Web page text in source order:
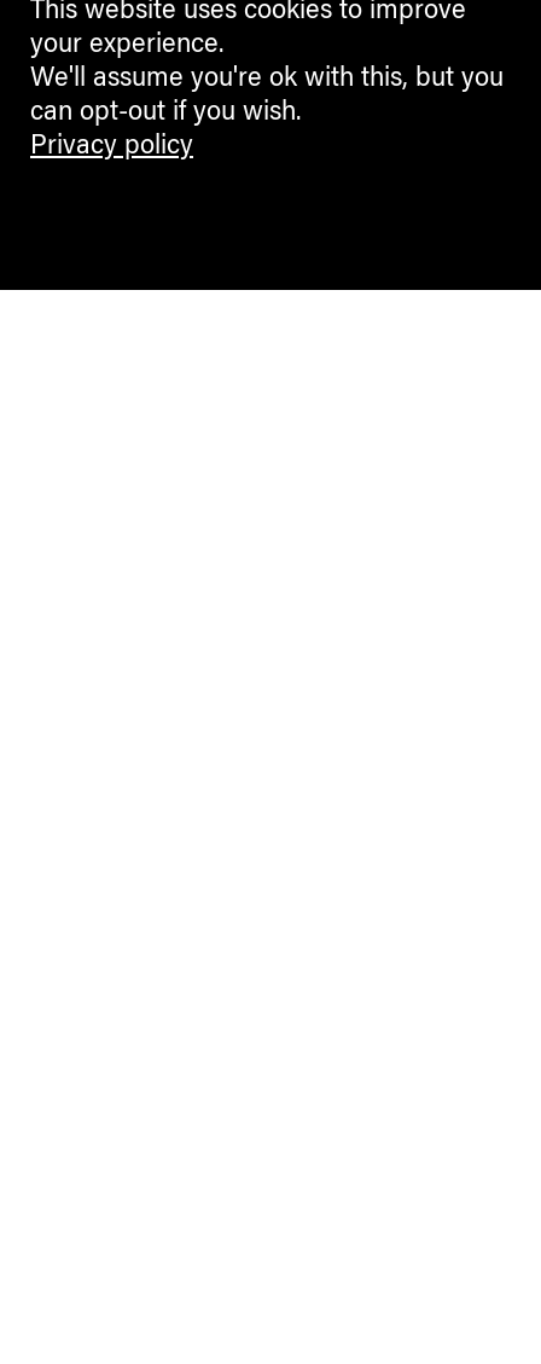
This website uses cookies to improve
your experience.
We'll assume you're ok with this, but you
can opt-out if you wish.
Privacy policy